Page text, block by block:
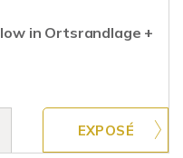
in Ortsrandlage +